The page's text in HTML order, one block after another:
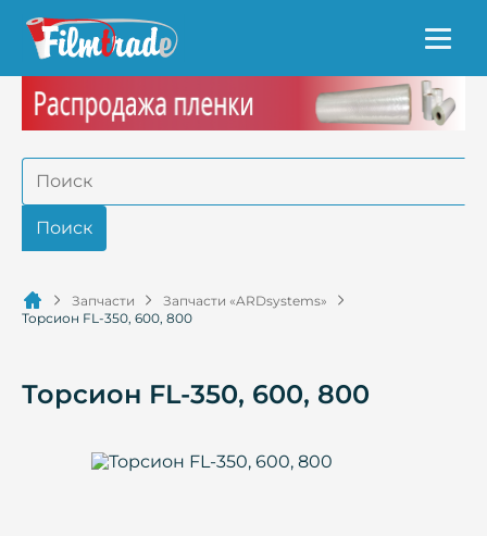
Запчасти
Запчасти «ARDsystems»
Торсион FL-350, 600, 800
Торсион FL-350, 600, 800